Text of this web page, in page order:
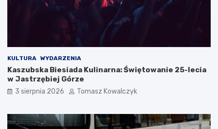
KULTURA WYDARZENIA
Kaszubska Biesiada Kulinarna: Świętowanie 25-lecia
w Jastrzębiej Górze
3 sierpnia 2026 Tomasz Kowalczyk